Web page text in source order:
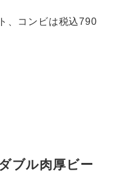
、コンビは税込790
ブル肉厚ビー